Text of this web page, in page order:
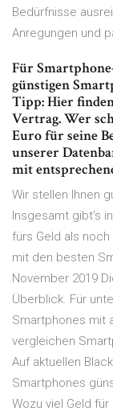
Bedürfnisse
Anregungen und
Für
günstigen
Tipp: Hier
Vertrag. Wer
Euro für seine
unserer
mit
Wir stellen Ihnen
Insgesamt gibt's
fürs Geld als
mit den besten
November 2019
Überblick. Für
Smartphones mit
vergleichen
Auf aktuellen
Smartphones
Wozu viel Geld